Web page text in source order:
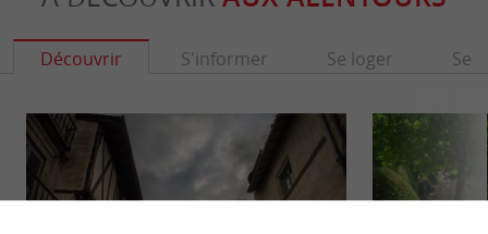
Découvrir S'informer Se loger Se